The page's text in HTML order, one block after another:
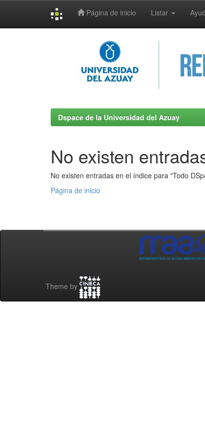
Página de inicio Listar
Dspace de la Universidad del Azuay
No existen
No existen entradas en el índice para "Todo
Página de inicio
Theme by